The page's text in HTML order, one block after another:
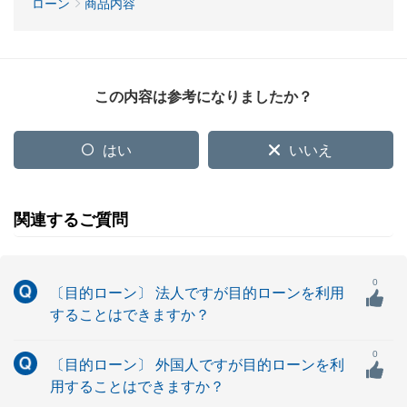
ローン
商品内容
この内容は参考になりましたか？
はい いいえ
関連するご質問
〔目的ローン〕 法人ですが目的ローンを利用
することはできますか？
0
〔目的ローン〕 外国人ですが目的ローンを利
用することはできますか？
0